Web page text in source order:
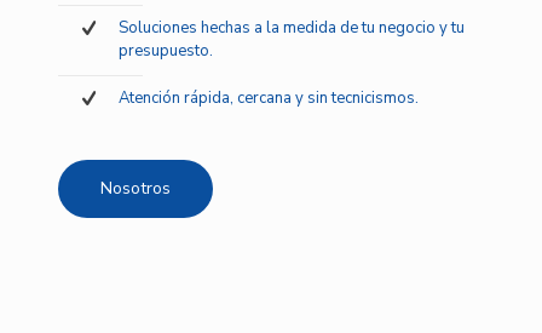
Soluciones hechas a la medida de tu negocio y tu
presupuesto.
Atención rápida, cercana y sin tecnicismos.
Nosotros